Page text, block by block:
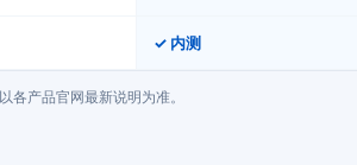
✓ 内测
各产品官网最新说明为准。